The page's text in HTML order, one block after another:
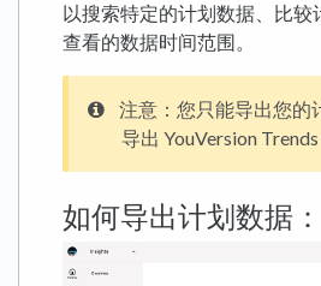
以搜索特定的计划数据、比较
查看的数据时间范围。
注意：您只能导出您的
导出 YouVersion Trends
如何导出计划数据：